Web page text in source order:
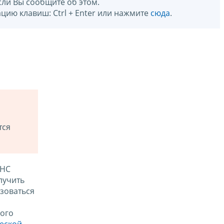
клавиш: Ctrl + Enter или нажмите сюда.